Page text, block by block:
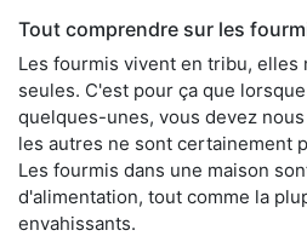
Tout comprendre sur les
Les fourmis vivent en tribu, elles
seules. C'est pour ça que
quelques-unes, vous devez
les autres ne sont certainement
Les fourmis dans une maison
d'alimentation, tout comme la
envahissants.